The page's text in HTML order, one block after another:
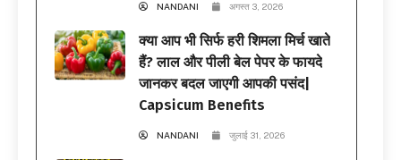
NANDANI अगस्त 3, 2026
क्या आप भी सिर्फ हरी शिमला मिर्च खाते
हैं? लाल और पीली बेल पेपर के फायदे
जानकर बदल जाएगी आपकी पसंद|
Capsicum Benefits
NANDANI जुलाई 31, 2026